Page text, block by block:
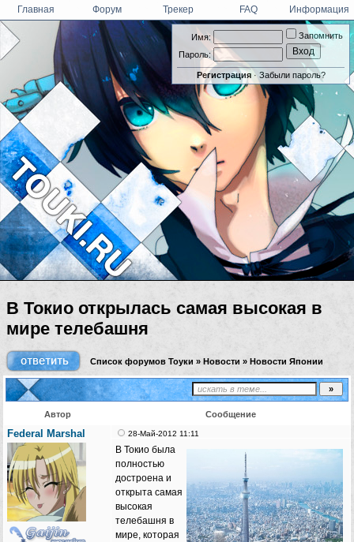
Имя:
Пароль:
Запомнить
Регистрация· Забыли пароль?
Главная Форум Трекер FAQ Информация
В Токио открылась самая высокая в
мире телебашня
Список форумов Тоуки » Новости » Новости Японии
Автор Сообщение
Federal Marshal 28-Май-2012 11:11
В Токио была
полностью
достроена и
открыта самая
высокая
телебашня в
мире, которая